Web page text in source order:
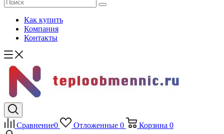
Как купить
Компания
Контакты
Сравнение0 Отложенные 0 Корзина 0